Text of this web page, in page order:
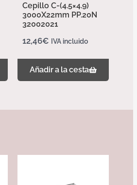
Cepillo C-(4.5×4.9)
3000X22mm PP.20N
32002021
12,46€ IVA incluido
Añadir a la cesta